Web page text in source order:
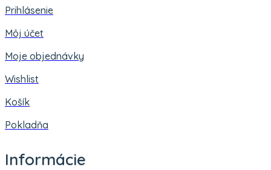
Prihlásenie
Môj účet
Moje objednávky
Wishlist
Košík
Pokladňa
Informácie